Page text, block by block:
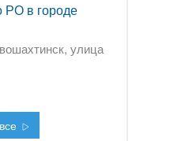
в городе
улица